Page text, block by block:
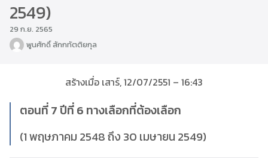
2549)
29 ก.ย. 2565
พูนศักดิ์ สักกทัตติยกุล
สร้างเมื่อ เสาร์, 12/07/2551 – 16:43
ตอนที่ 7 ปีที่ 6 ทางเลือกที่ต้องเลือก
(1 พฤษภาคม 2548 ถึง 30 เมษายน 2549)